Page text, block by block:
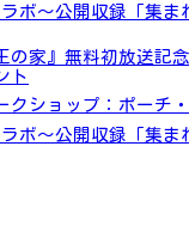
ボ～公開収録「集ま
の家』無料初放送記
ト
クショップ：ポーチ
ボ～公開収録「集ま